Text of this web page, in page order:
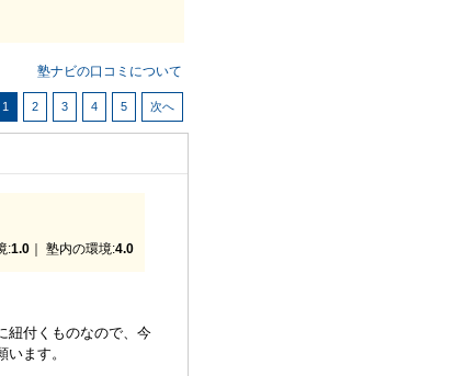
塾ナビの口コミについて
1 2 3 4 5 次へ
:1.0 ｜ 塾内の環境:4.0
紐付くものなので、今
ます。